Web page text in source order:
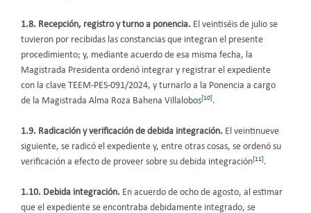
1.8. Recepción, registro y turno a ponencia. El veintiséis de julio se
tuvieron por recibidas las constancias que integran el presente
procedimiento; y, mediante acuerdo de esa misma fecha, la
Magistrada Presidenta ordenó integrar y registrar el expediente
con la clave TEEM-PES-091/2024, y turnarlo a la Ponencia a cargo
de la Magistrada Alma Roza Bahena Villalobos[10].
1.9. Radicación y verificación de debida integración. El veintinueve
siguiente, se radicó el expediente y, entre otras cosas, se ordenó su
verificación a efecto de proveer sobre su debida integración[11].
1.10. Debida integración. En acuerdo de ocho de agosto, al estimar
que el expediente se encontraba debidamente integrado, se